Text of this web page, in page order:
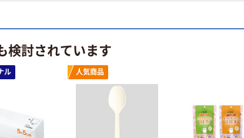
検討されています
ル 人気商品